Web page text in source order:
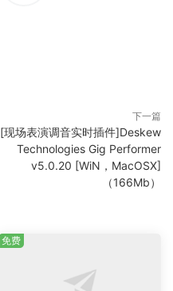
下一篇
[现场表演调音实时插件]Deskew
Technologies Gig Performer
v5.0.20 [WiN，MacOSX]
（166Mb）
免费